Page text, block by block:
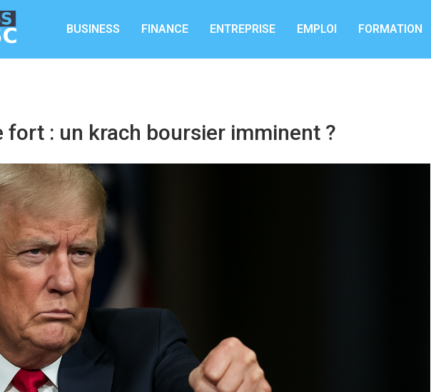
BUSINESS FINANCE ENTREPRISE EMPLOI FORMATION
fort : un krach boursier imminent ?